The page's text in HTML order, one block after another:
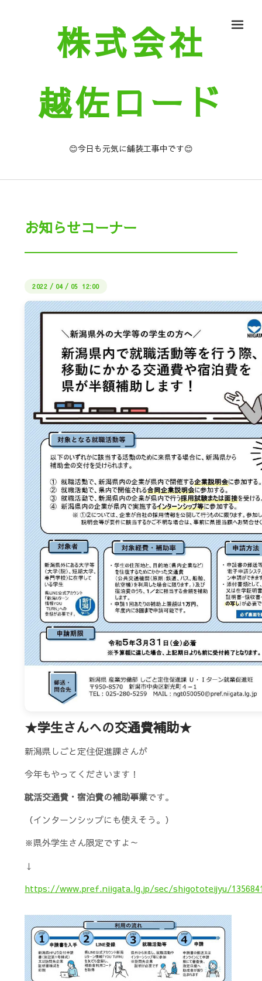
株式会社
越佐ロード
😊今日も元気に舗装工事中です😊
お知らせコーナー
2022 / 04/ 05 12:00
★学生さんへの交通費補助★
新潟県しごと定住促進課さんが
今年もやってくださいます！
就活交通費・宿泊費の補助事業です。
（インターンシップにも使えそう。）
※県外学生さん限定ですよ～
↓
https://www.pref.niigata.lg.jp/sec/shigototeijyu/